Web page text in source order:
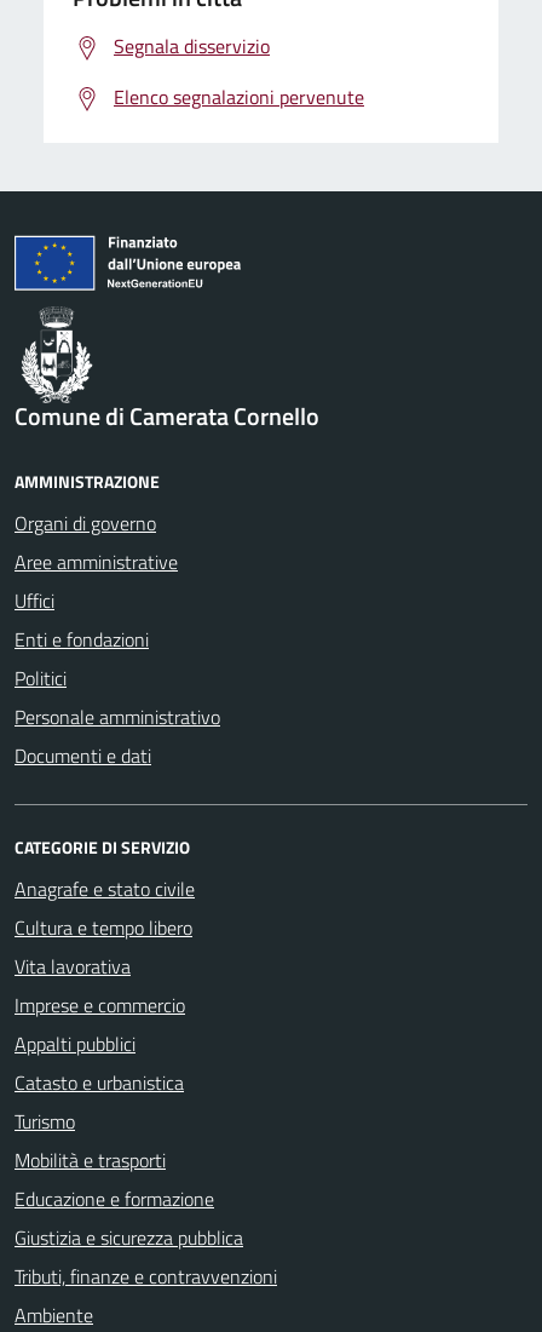
Segnala disservizio
Elenco segnalazioni pervenute
Comune di Camerata Cornello
AMMINISTRAZIONE
Organi di governo
Aree amministrative
Uffici
Enti e fondazioni
Politici
Personale amministrativo
Documenti e dati
CATEGORIE DI SERVIZIO
Anagrafe e stato civile
Cultura e tempo libero
Vita lavorativa
Imprese e commercio
Appalti pubblici
Catasto e urbanistica
Turismo
Mobilità e trasporti
Educazione e formazione
Giustizia e sicurezza pubblica
Tributi, finanze e contravvenzioni
Ambiente